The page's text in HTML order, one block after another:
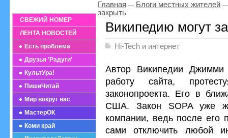
СВЕЖИЙ НОМЕР
ЛЕНТА НОВОСТЕЙ
Есть проблема
Друзья 'Радуги'
КультУра!
ПишиЧитай
Мир вокруг нас
МастерОК
Коми край
Главная
Блоги местных жителей
закрыть
Википедию могут
Hi-Tech и интернет
Автор Википедии Джимми
работу сайта,
законопроекта. Его в
США. Закон SOPA уже
компании, ведь после его
сами отключить любой